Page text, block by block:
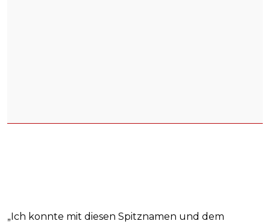
„Ich konnte mit diesen Spitznamen und dem